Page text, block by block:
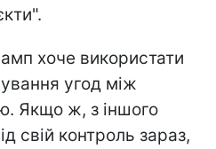
хоче використати
угод між
Якщо ж, з іншого
свій контроль зараз,